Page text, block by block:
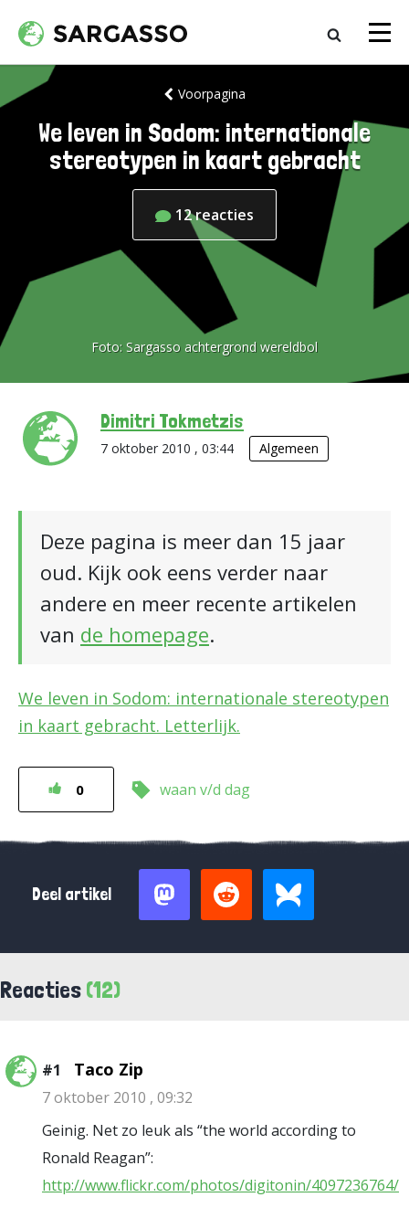
Voorpagina
We leven in Sodom: internationale
stereotypen in kaart gebracht
12reacties
Foto: Sargasso achtergrond wereldbol
Dimitri Tokmetzis
7 oktober 2010 , 03:44 Algemeen
Deze pagina is meer dan 15 jaar
oud. Kijk ook eens verder naar
andere en meer recente artikelen
van de homepage.
We leven in Sodom: internationale stereotypen
in kaart gebracht. Letterlijk.
0 waan v/d dag
Deel artikel
Reacties (12)
#1 Taco Zip
7 oktober 2010 , 09:32
Geinig. Net zo leuk als “the world according to
Ronald Reagan”:
http://www.flickr.com/photos/digitonin/4097236764/